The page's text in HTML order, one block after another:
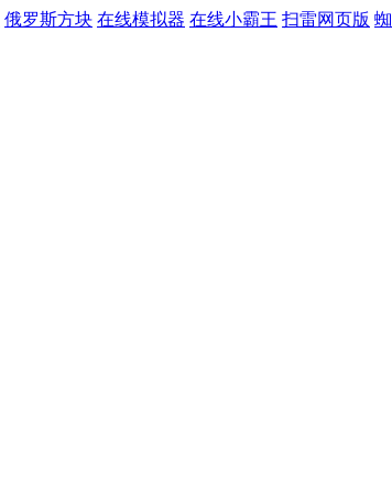
俄罗斯方块 在线模拟器 在线小霸王 扫雷网页版